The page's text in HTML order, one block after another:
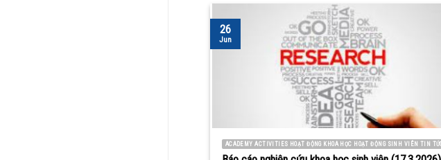
ACADEMY ACTIVITIES HOẠT ĐỘNG KHOA HỌC HOẠT ĐỘNG SINH VIÊN TIN
26
Jun